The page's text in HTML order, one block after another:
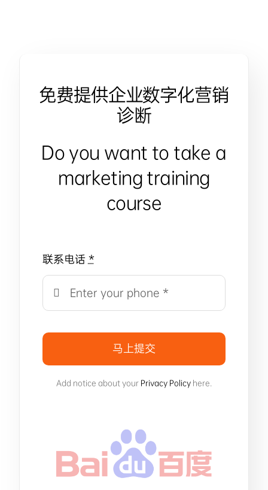
免费提供企业数字化营销
诊断
Do you want to take a
marketing training
course
联系电话*
马上提交
Add notice about your Privacy Policy here.